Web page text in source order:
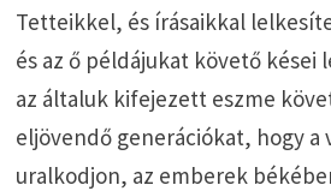
Tetteikkel, és írásaikkal
és az ő példájukat követő kései
az általuk kifejezett eszme
eljövendő generációkat, hogy a
uralkodjon, az emberek